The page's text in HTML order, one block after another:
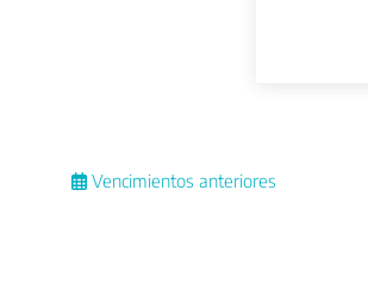
Vencimientos anteriores